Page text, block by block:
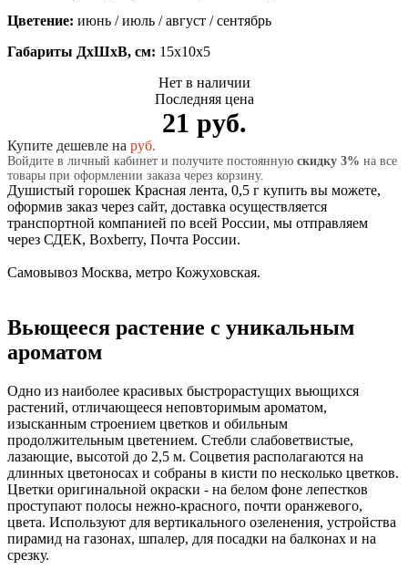
Цветение: июнь / июль / август / сентябрь
Габариты ДхШхВ, см: 15x10x5
Нет в наличии
Последняя цена
21 руб.
Купите дешевле на руб.
Войдите в личный кабинет и получите постоянную скидку 3% на все
товары при оформлении заказа через корзину.
Душистый горошек Красная лента, 0,5 г купить вы можете,
оформив заказ через сайт, доставка осуществляется
транспортной компанией по всей России, мы отправляем
через СДЕК, Boxberry, Почта России.
Самовывоз Москва, метро Кожуховская.
Вьющееся растение с уникальным
ароматом
Одно из наиболее красивых быстрорастущих вьющихся
растений, отличающееся неповторимым ароматом,
изысканным строением цветков и обильным
продолжительным цветением. Стебли слабоветвистые,
лазающие, высотой до 2,5 м. Соцветия располагаются на
длинных цветоносах и собраны в кисти по несколько цветков.
Цветки оригинальной окраски - на белом фоне лепестков
проступают полосы нежно-красного, почти оранжевого,
цвета. Используют для вертикального озеленения, устройства
пирамид на газонах, шпалер, для посадки на балконах и на
срезку.